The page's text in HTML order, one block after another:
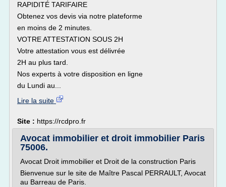
RAPIDITÉ TARIFAIRE
Obtenez vos devis via notre plateforme
en moins de 2 minutes.
VOTRE ATTESTATION SOUS 2H
Votre attestation vous est délivrée
2H au plus tard.
Nos experts à votre disposition en ligne
du Lundi au...
Lire la suite
Site : https://rcdpro.fr
Avocat immobilier et droit immobilier Paris
75006.
Avocat Droit immobilier et Droit de la construction Paris
Bienvenue sur le site de Maître Pascal PERRAULT, Avocat
au Barreau de Paris.